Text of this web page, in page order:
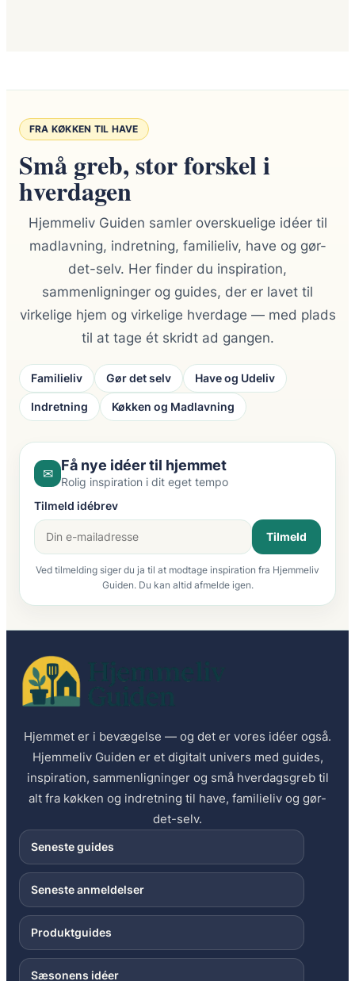
FRA KØKKEN TIL HAVE
Små greb, stor forskel i
hverdagen
Hjemmeliv Guiden samler overskuelige idéer til
madlavning, indretning, familieliv, have og gør-
det-selv. Her finder du inspiration,
sammenligninger og guides, der er lavet til
virkelige hjem og virkelige hverdage — med plads
til at tage ét skridt ad gangen.
Familieliv Gør det selv Have og Udeliv
Indretning Køkken og Madlavning
✉ Få nye idéer til hjemmet
Rolig inspiration i dit eget tempo
Tilmeld idébrev
Tilmeld
Ved tilmelding siger du ja til at modtage inspiration fra Hjemmeliv
Guiden. Du kan altid afmelde igen.
Hjemmet er i bevægelse — og det er vores idéer også.
Hjemmeliv Guiden er et digitalt univers med guides,
inspiration, sammenligninger og små hverdagsgreb til
alt fra køkken og indretning til have, familieliv og gør-
det-selv.
Seneste guides
Seneste anmeldelser
Produktguides
Sæsonens idéer